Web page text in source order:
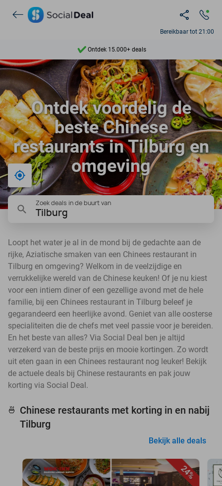
Bereikbaar tot 21:00
Ontdek 15.000+ deals
7 dagen per week beschikbaar
10+ miljoen leden
9,4
Ontdek 15.000+ deals
Ontdek voordelig de
beste Chinese
restaurants in Tilburg en
omgeving
Bij mij in de buurt
Zoek deals in de buurt van
Tilburg
Loopt het water je al in de mond bij de gedachte aan de
rijke, Aziatische smaken van een Chinees restaurant in
Tilburg en omgeving? Welkom in de veelzijdige en
verrukkelijke wereld van de Chinese keuken! Of je nu kiest
voor een intiem diner of een gezellige avond met de hele
familie, bij een Chinees restaurant in Tilburg beleef je
gegarandeerd een heerlijke avond. Geniet van alle oosterse
specialiteiten die de chefs met veel passie voor je bereiden.
En het beste van alles? Via Social Deal ben je altijd
verzekerd van de beste prijs en mooie kortingen. Zo wordt
uit eten gaan in een Chinees restaurant nog leuker! Bekijk
de actuele deals bij Chinese restaurants en pak jouw
korting via Social Deal.
🍜
Chinese restaurants met korting in en nabij
Tilburg
Bekijk alle deals
24%